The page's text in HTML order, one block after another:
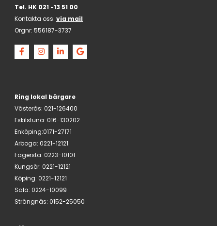
Tel. HK 021 -13 51 00
Kontakta oss: via mail
Orgnr: 556187-3737
Ring lokal bärgare
Västerås: 021-126400
Eskilstuna: 016-130202
Enköping:0171-27171
Arboga: 0221-12121
Fagersta: 0223-10101
Kungsör: 0221-12121
Köping: 0221-12121
Sala: 0224-10099
Strängnäs: 0152-25050